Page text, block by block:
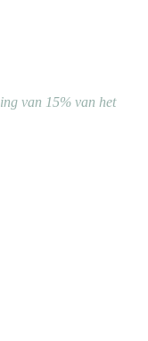
van 15% van het